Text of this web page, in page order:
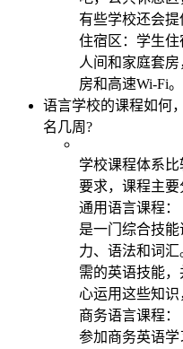
有些学校还会提
住宿区：学生
人间和家庭套
房和高速Wi-Fi。
语言学校的课程如何
名几周?
学校课程体系
要求，课程主要
通用语言课程：
是一门综合技
力、语法和词
需的英语技能
心运用这些知识
商务语言课程：
参加商务英语